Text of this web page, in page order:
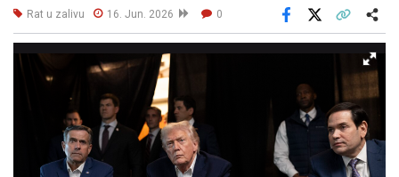
Rat u zalivu 16. Jun. 2026 0
Facebook